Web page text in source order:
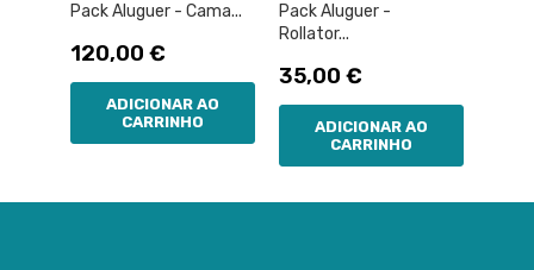
Pack Aluguer - Cama...
Preço
120,00 €
ADICIONAR AO
CARRINHO
Pack Aluguer -
Rollator...
Preço
35,00 €
ADICIONAR AO
CARRINHO